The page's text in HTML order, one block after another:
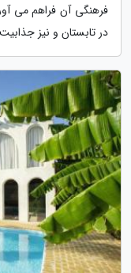
فرهنگی آن فراهم می
در تابستان و نیز